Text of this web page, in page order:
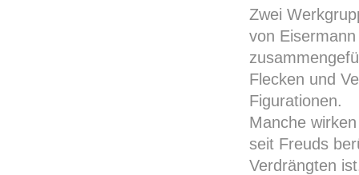
Zwei
von
Flecken und
Figurationen.
Manche
seit Freuds
Verdrängten